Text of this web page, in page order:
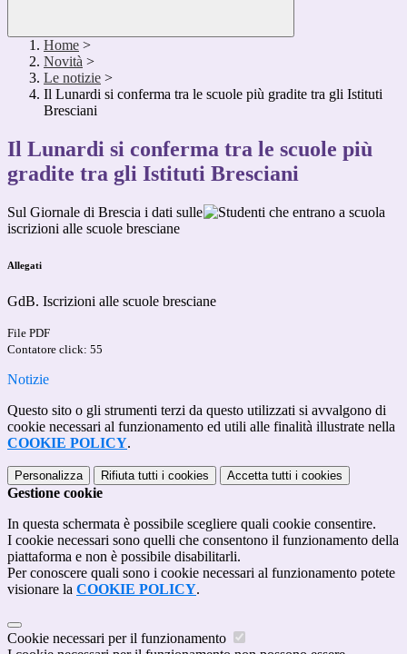
Home >
Novità >
Le notizie >
Il Lunardi si conferma tra le scuole più gradite tra gli Istituti
Bresciani
Il Lunardi si conferma tra le scuole più
gradite tra gli Istituti Bresciani
Sul Giornale di Brescia i dati sulle
iscrizioni alle scuole bresciane
Allegati
GdB. Iscrizioni alle scuole bresciane
File PDF
Contatore click: 55
Notizie
Questo sito o gli strumenti terzi da questo utilizzati si avvalgono di
cookie necessari al funzionamento ed utili alle finalità illustrate nella
COOKIE POLICY.
Personalizza Rifiuta tutti i cookies Accetta tutti i cookies
Gestione cookie
In questa schermata è possibile scegliere quali cookie consentire.
I cookie necessari sono quelli che consentono il funzionamento della
piattaforma e non è possibile disabilitarli.
Per conoscere quali sono i cookie necessari al funzionamento potete
visionare la COOKIE POLICY.
Cookie necessari per il funzionamento